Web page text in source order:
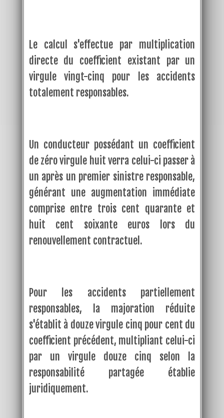
Le calcul s'effectue par multiplication
directe du coefficient existant par un
virgule vingt-cinq pour les accidents
totalement responsables.
Un conducteur possédant un coefficient
de zéro virgule huit verra celui-ci passer à
un après un premier sinistre responsable,
générant une augmentation immédiate
comprise entre trois cent quarante et
huit cent soixante euros lors du
renouvellement contractuel.
Pour les accidents partiellement
responsables, la majoration réduite
s'établit à douze virgule cinq pour cent du
coefficient précédent, multipliant celui-ci
par un virgule douze cinq selon la
responsabilité partagée établie
juridiquement.